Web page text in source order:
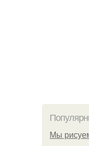
Мы